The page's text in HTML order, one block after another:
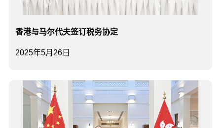
2025年5月26日
香港与马尔代夫签订税务协定